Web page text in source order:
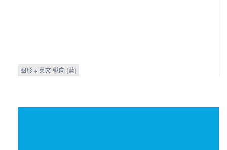
图形 + 英文 纵向 (蓝)